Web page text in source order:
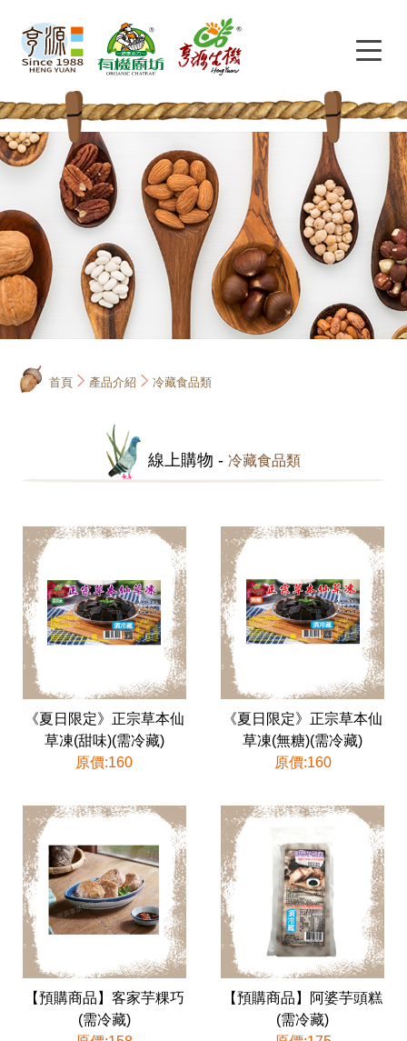
首頁 產品介紹 冷藏食品類
線上購物 - 冷藏食品類
《夏日限定》正宗草本仙
草凍(甜味)(需冷藏)
原價:160
《夏日限定》正宗草本仙
草凍(無糖)(需冷藏)
原價:160
【預購商品】客家芋粿巧
(需冷藏)
【預購商品】阿婆芋頭糕
(需冷藏)